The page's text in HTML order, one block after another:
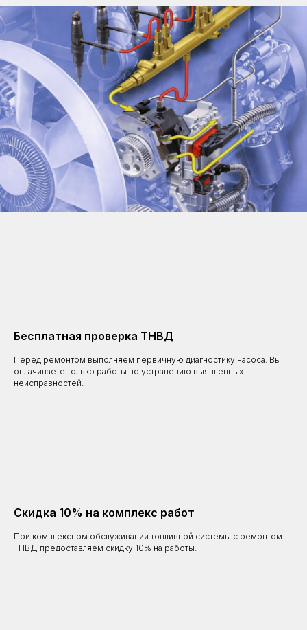
Бесплатная проверка ТНВД
Перед ремонтом выполняем первичную диагностику насоса. Вы
оплачиваете только работы по устранению выявленных
неисправностей.
Скидка 10% на комплекс работ
При комплексном обслуживании топливной системы с ремонтом
ТНВД предоставляем скидку 10% на работы.